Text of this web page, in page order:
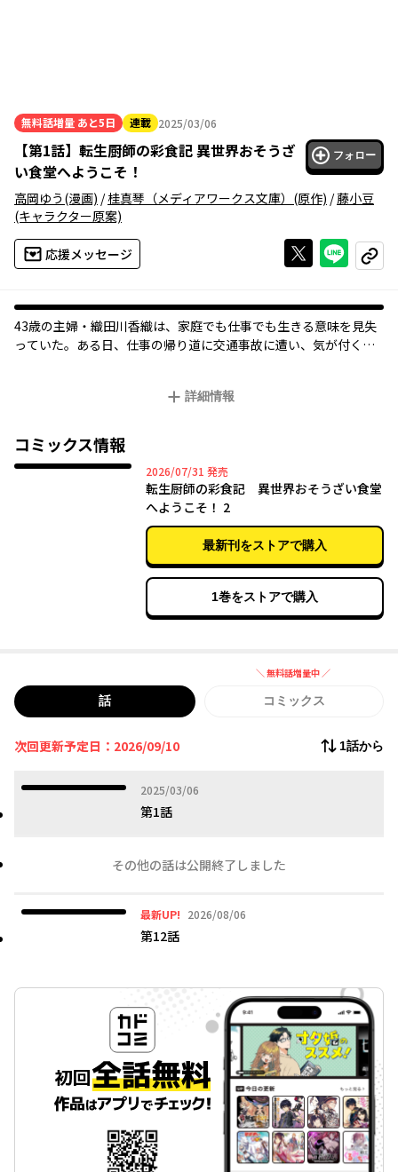
無料話増量 あと5日 連載 2025/03/06
2025年03月06日
【第1話】 転生厨師の彩食記 異世界おそうざ
い食堂へようこそ！
フォロー
高岡ゆう(漫画) /桂真琴（メディアワークス文庫） (原作) /藤小豆
(キャラクター原案)
応援メッセージ Xで投稿する
ライン
コピー
43歳の主婦・織田川香織は、家庭でも仕事でも生きる意味を見失
っていた。ある日、仕事の帰り道に交通事故に遭い、気が付くと
途方に暮れる香織だったが、助けてくれた老人・華元化の家でせ
年、異世界でも真心込めたいつもの味に、前世では言ってもらえ
なかった『美味しい』の一言がうれしくてーー。「ここでおそう
ざいをたくさん作ろう！」 夢は異世界で食堂オープンーー!? 料
理の力で生まれ変わる、中華転生お料理譚！
詳細情報
コミックス情報
2026/07/31 2026年07月31日
発売
転生厨師の彩食記 異世界おそうざい食堂
へようこそ！ 2
最新刊をストアで購入
1巻をストアで購入
＼ 無料話増量中 ／
話 無料話増量中
コミックス
次回更新予定日：2026/09/10 1話から
2025/03/06
2025年03月06日
第1話
その他の話は公開終了しました
最新UP! 2026/08/06
2026年08月06日
第12話